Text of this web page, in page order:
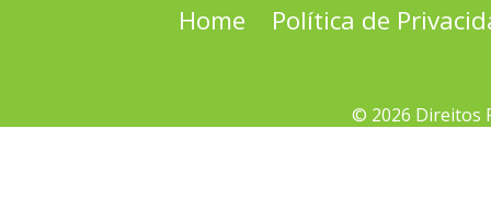
Home Política de
© 2026 Direitos